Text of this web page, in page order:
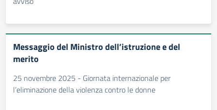
Messaggio del Ministro dell’istruzione e del
merito
25 novembre 2025 - Giornata internazionale per
l’eliminazione della violenza contro le donne